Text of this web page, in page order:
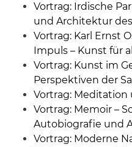
Vortrag: Irdische
und Architektur
Vortrag: Karl Ernst
Impuls – Kunst für
Vortrag: Kunst im
Perspektiven der
Vortrag: Meditation
Vortrag: Memoir –
Autobiografie und
Vortrag: Moderne